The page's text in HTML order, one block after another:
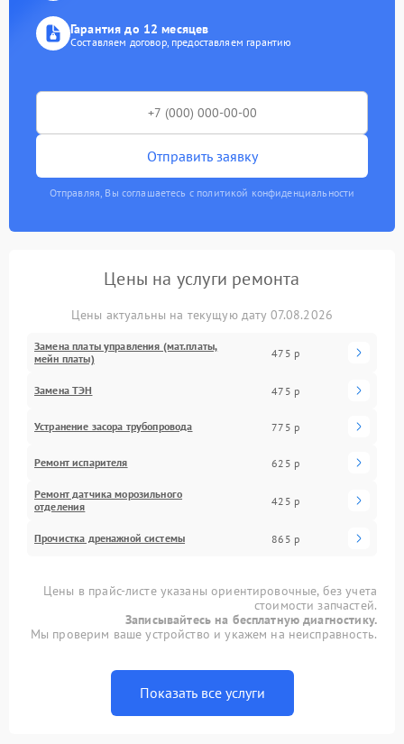
Гарантия до 12 месяцев
Составляем договор, предоставляем гарантию
Отправить заявку
Отправляя, Вы соглашаетесь с политикой конфиденциальности
Цены на услуги ремонта
Цены актуальны на текущую дату 07.08.2026
Замена платы управления (мат.платы,
мейн платы)
475 р
Замена ТЭН 475 р
Устранение засора трубопровода 775 р
Ремонт испарителя 625 р
Ремонт датчика морозильного
отделения
425 р
Прочистка дренажной системы 865 р
Цены в прайс-листе указаны ориентировочные, без учета
стоимости запчастей.
Записывайтесь на бесплатную диагностику.
Мы проверим ваше устройство и укажем на неисправность.
Показать все услуги